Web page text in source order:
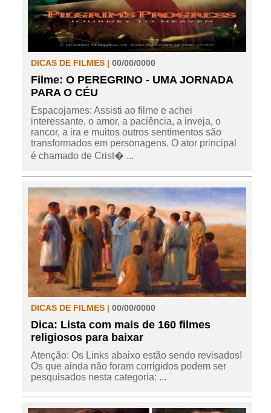
DICAS DE FILMES | 00/00/0000
Filme: O PEREGRINO - UMA JORNADA
PARA O CÉU
Espacojames: Assisti ao filme e achei
interessante, o amor, a paciência, a inveja, o
rancor, a ira e muitos outros sentimentos são
transformados em personagens. O ator principal
é chamado de Crist� ...
DICAS DE FILMES | 00/00/0000
Dica: Lista com mais de 160 filmes
religiosos para baixar
Atenção: Os Links abaixo estão sendo revisados!
Os que ainda não foram corrigidos podem ser
pesquisados nesta categoria: ...